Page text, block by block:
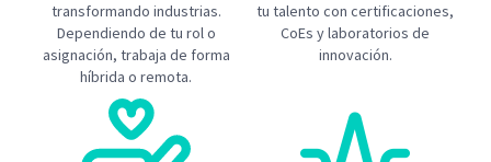
transformando industrias.
Dependiendo de tu rol o
asignación, trabaja de forma
híbrida o remota.
tu talento con certificaciones,
CoEs y laboratorios de
innovación.